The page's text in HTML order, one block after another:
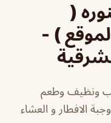
(
) -
ونظيف وطعم
الافطار و العشاء